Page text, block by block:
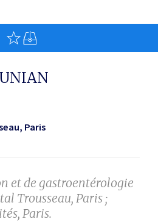
Paris
et de gastroentérologie
Trousseau, Paris ;
Paris.